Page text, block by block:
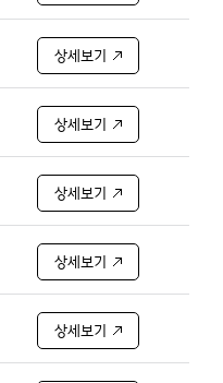
상세보기
상세보기
상세보기
상세보기
상세보기